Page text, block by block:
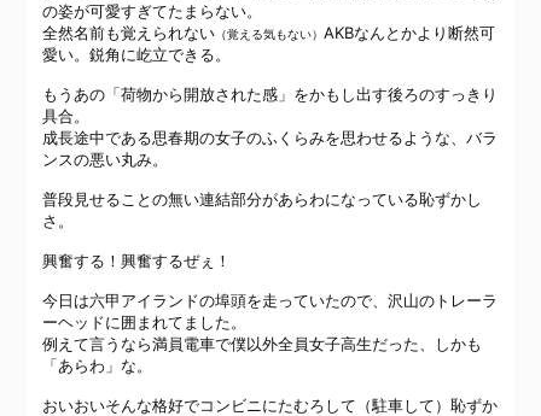
の姿が可愛すぎてたまらない。
全然名前も覚えられない（覚える気もない） AKBなんとかより断然可
愛い。鋭角に屹立できる。
もうあの「荷物から開放された感」をかもし出す後ろのすっきり
具合。
成長途中である思春期の女子のふくらみを思わせるような、バラ
ンスの悪い丸み。
普段見せることの無い連結部分があらわになっている恥ずかし
さ。
興奮する！興奮するぜぇ！
今日は六甲アイランドの埠頭を走っていたので、沢山のトレーラ
ーヘッドに囲まれてました。
例えて言うなら満員電車で僕以外全員女子高生だった、しかも
「あらわ」な。
おいおいそんな格好でコンビニにたむろして（駐車して）恥ずか